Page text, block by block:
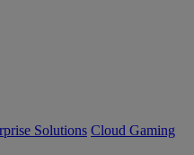
Solutions Cloud Gaming